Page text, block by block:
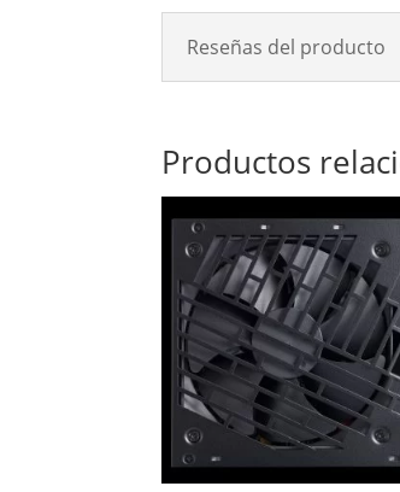
Reseñas del producto
Productos